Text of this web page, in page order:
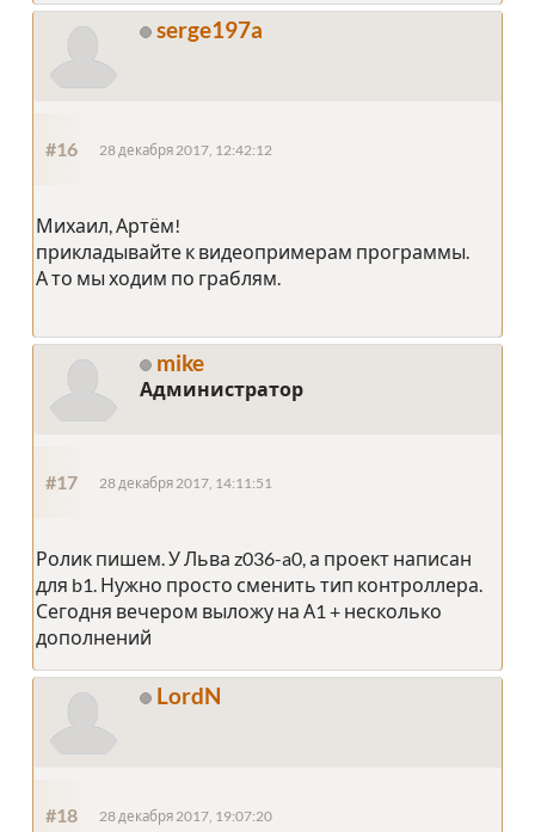
serge197a
#16 28 декабря 2017, 12:42:12
Михаил, Артём!
прикладывайте к видеопримерам программы.
А то мы ходим по граблям.
mike
Администратор
#17 28 декабря 2017, 14:11:51
Ролик пишем. У Льва z036-a0, а проект написан
для b1. Нужно просто сменить тип контроллера.
Сегодня вечером выложу на А1 + несколько
дополнений
LordN
#18 28 декабря 2017, 19:07:20